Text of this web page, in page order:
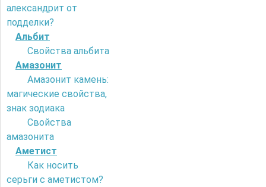
александрит от
подделки?
Альбит
Свойства альбита
Амазонит
Амазонит камень:
магические свойства,
знак зодиака
Свойства
амазонита
Аметист
Как носить
серьги с аметистом?